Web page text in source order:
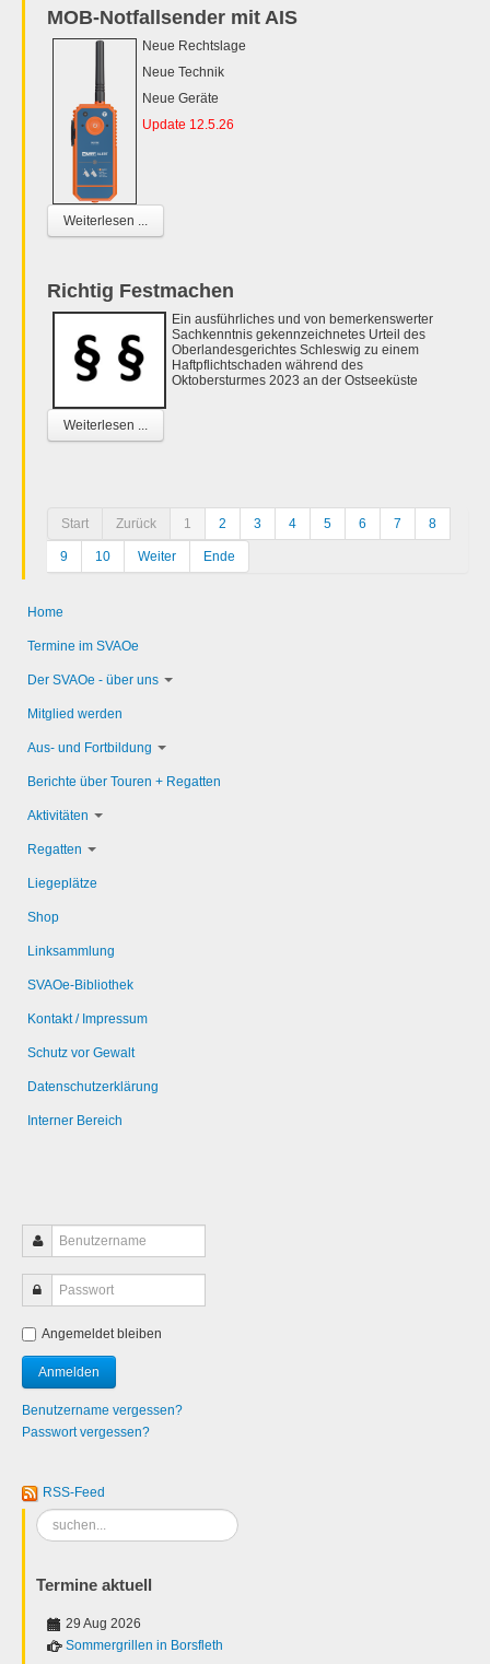
MOB-Notfallsender mit AIS
Neue Rechtslage
Neue Technik
Neue Geräte
Update 12.5.26
Weiterlesen ...
Richtig Festmachen
Ein ausführliches und von bemerkenswerter
Sachkenntnis gekennzeichnetes Urteil des
Oberlandesgerichtes Schleswig zu einem
Haftpflichtschaden während des
Oktobersturmes 2023 an der Ostseeküste
Weiterlesen ...
Start Zurück 1 2 3 4 5 6 7 8
9 10 Weiter Ende
Home
Termine im SVAOe
Der SVAOe - über uns
Mitglied werden
Aus- und Fortbildung
Berichte über Touren + Regatten
Aktivitäten
Regatten
Liegeplätze
Shop
Linksammlung
SVAOe-Bibliothek
Kontakt / Impressum
Schutz vor Gewalt
Datenschutzerklärung
Interner Bereich
Angemeldet bleiben
Benutzername vergessen?
Passwort vergessen?
RSS-Feed
Suchen
...
Termine aktuell
29 Aug 2026
Sommergrillen in Borsfleth